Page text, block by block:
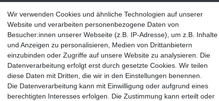
Zeppelinstraße 4, 89604 Allmendingen, Deutschland
E-mail:
info@laxara.de
E-mail:
info@bluewater-armaturen.de
Wir verwenden Cookies und ähnliche Technologien auf unserer
Website und verarbeiten personenbezogene Daten von
Besucher:innen unserer Webseite (z.B. IP-Adresse), um z.B. Inhalte
und Anzeigen zu personalisieren, Medien von Drittanbietern
einzubinden oder Zugriffe auf unsere Website zu analysieren. Die
Datenverarbeitung erfolgt erst durch gesetzte Cookies. Wir teilen
diese Daten mit Dritten, die wir in den Einstellungen benennen.
Die Datenverarbeitung kann mit Einwilligung oder aufgrund eines
berechtigten Interesses erfolgen. Die Zustimmung kann erteilt oder